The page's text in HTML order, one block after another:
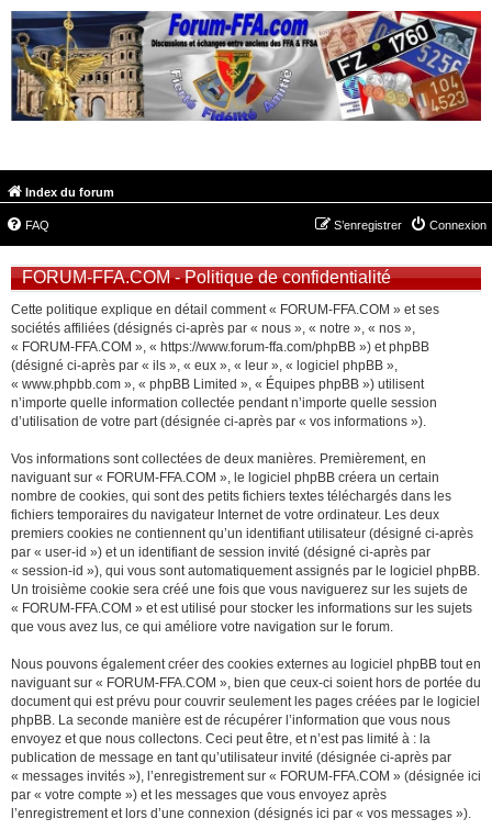
Index du forum
FAQ Connexion
S’enregistrer
FORUM-FFA.COM - Politique de confidentialité
Cette politique explique en détail comment « FORUM-FFA.COM » et ses
sociétés affiliées (désignés ci-après par « nous », « notre », « nos »,
« FORUM-FFA.COM », « https://www.forum-ffa.com/phpBB ») et phpBB
(désigné ci-après par « ils », « eux », « leur », « logiciel phpBB »,
« www.phpbb.com », « phpBB Limited », « Équipes phpBB ») utilisent
n’importe quelle information collectée pendant n’importe quelle session
d’utilisation de votre part (désignée ci-après par « vos informations »).
Vos informations sont collectées de deux manières. Premièrement, en
naviguant sur « FORUM-FFA.COM », le logiciel phpBB créera un certain
nombre de cookies, qui sont des petits fichiers textes téléchargés dans les
fichiers temporaires du navigateur Internet de votre ordinateur. Les deux
premiers cookies ne contiennent qu’un identifiant utilisateur (désigné ci-après
par « user-id ») et un identifiant de session invité (désigné ci-après par
« session-id »), qui vous sont automatiquement assignés par le logiciel phpBB.
Un troisième cookie sera créé une fois que vous naviguerez sur les sujets de
« FORUM-FFA.COM » et est utilisé pour stocker les informations sur les sujets
que vous avez lus, ce qui améliore votre navigation sur le forum.
Nous pouvons également créer des cookies externes au logiciel phpBB tout en
naviguant sur « FORUM-FFA.COM », bien que ceux-ci soient hors de portée du
document qui est prévu pour couvrir seulement les pages créées par le logiciel
phpBB. La seconde manière est de récupérer l’information que vous nous
envoyez et que nous collectons. Ceci peut être, et n’est pas limité à : la
publication de message en tant qu’utilisateur invité (désignée ci-après par
« messages invités »), l’enregistrement sur « FORUM-FFA.COM » (désignée ici
par « votre compte ») et les messages que vous envoyez après
l’enregistrement et lors d’une connexion (désignés ici par « vos messages »).